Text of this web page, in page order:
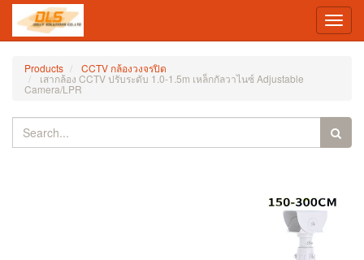
Products CCTV กล้องวงจรปิด
เสากล้อง CCTV ปรับระดับ 1.0-1.5m เหล็กกัลวาไนซ์ Adjustable
Camera/LPR